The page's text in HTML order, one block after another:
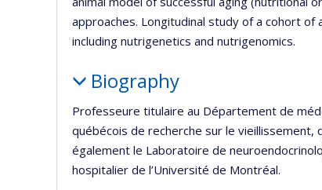
approaches. Longitudinal study of a cohort
including nutrigenetics and nutrigenomics.
Biography
Professeure titulaire au Département de
québécois de recherche sur le vieillissement,
également le Laboratoire de
hospitalier de l’Université de Montréal.